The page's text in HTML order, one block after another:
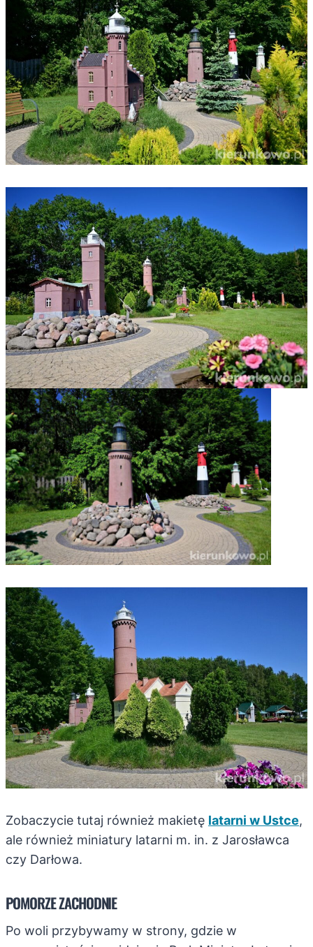
Zobaczycie tutaj również makietę latarni w Ustce,
ale również miniatury latarni m. in. z Jarosławca
czy Darłowa.
POMORZE ZACHODNIE
Po woli przybywamy w strony, gdzie w